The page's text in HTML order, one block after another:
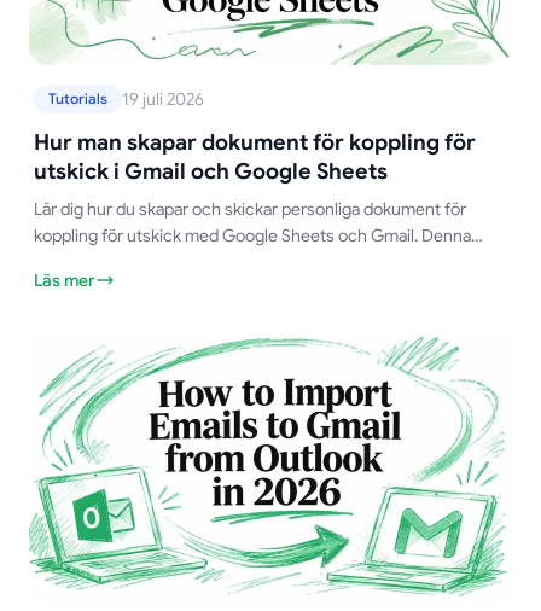
Tutorials 19 juli 2026
Hur man skapar dokument för koppling för
utskick i Gmail och Google Sheets
Lär dig hur du skapar och skickar personliga dokument för
koppling för utskick med Google Sheets och Gmail. Denna
Läs mer